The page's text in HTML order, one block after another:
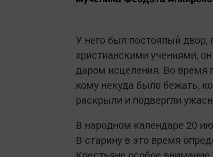
У него был постоялый двор,
христианскими учениями,
даром исцеления. Во время
кому некуда было бежать,
раскрыли и подвергли
В народном календаре 20
В старину в это время